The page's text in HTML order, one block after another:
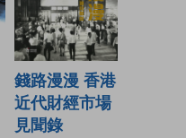
錢路漫漫 香港
近代財經市場
見聞錄